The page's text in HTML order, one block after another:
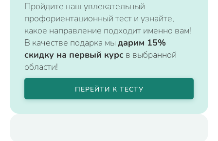
Пройдите наш увлекательный
профориентационный тест и узнайте,
какое направление подходит именно вам!
В качестве подарка мы дарим 15%
скидку на первый курс в выбранной
области!
ПЕРЕЙТИ К ТЕСТУ